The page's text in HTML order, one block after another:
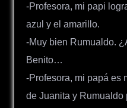
-Profesora, mi papi
azul y el amarillo.
-Muy bien Rumualdo.
Benito…
-Profesora, mi papá es
de Juanita y Rumualdo